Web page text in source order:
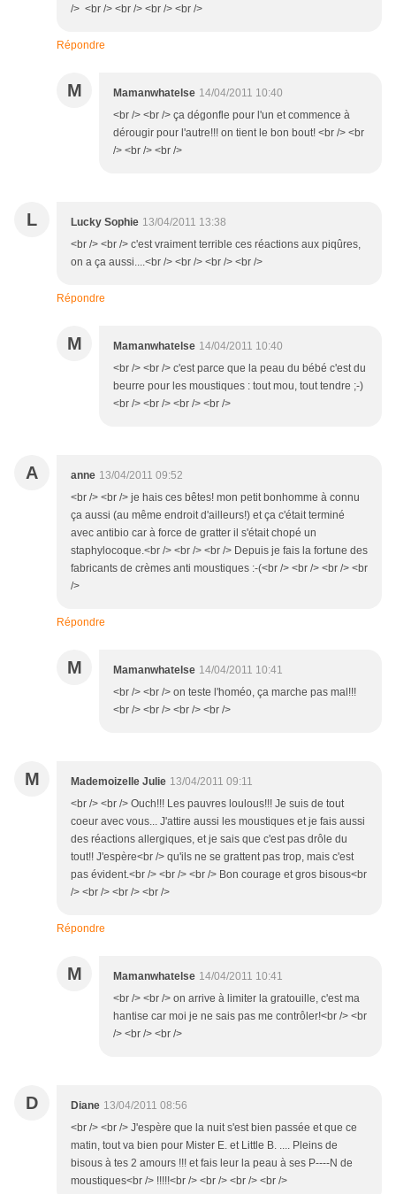
/> <br /> <br /> <br /> <br />
Répondre
M Mamanwhatelse 14/04/2011 10:40
<br /> <br /> ça dégonfle pour l'un et commence à
dérougir pour l'autre!!! on tient le bon bout! <br /> <br
/> <br /> <br />
L Lucky Sophie 13/04/2011 13:38
<br /> <br /> c'est vraiment terrible ces réactions aux piqûres,
on a ça aussi....<br /> <br /> <br /> <br />
Répondre
M Mamanwhatelse 14/04/2011 10:40
<br /> <br /> c'est parce que la peau du bébé c'est du
beurre pour les moustiques : tout mou, tout tendre ;-)
<br /> <br /> <br /> <br />
A anne 13/04/2011 09:52
<br /> <br /> je hais ces bêtes! mon petit bonhomme à connu
ça aussi (au même endroit d'ailleurs!) et ça c'était terminé
avec antibio car à force de gratter il s'était chopé un
staphylocoque.<br /> <br /> <br /> Depuis je fais la fortune des
fabricants de crèmes anti moustiques :-(<br /> <br /> <br /> <br
/>
Répondre
M Mamanwhatelse 14/04/2011 10:41
<br /> <br /> on teste l'homéo, ça marche pas mal!!!
<br /> <br /> <br /> <br />
M Mademoizelle Julie 13/04/2011 09:11
<br /> <br /> Ouch!!! Les pauvres loulous!!! Je suis de tout
coeur avec vous... J'attire aussi les moustiques et je fais aussi
des réactions allergiques, et je sais que c'est pas drôle du
tout!! J'espère<br /> qu'ils ne se grattent pas trop, mais c'est
pas évident.<br /> <br /> <br /> Bon courage et gros bisous<br
/> <br /> <br /> <br />
Répondre
M Mamanwhatelse 14/04/2011 10:41
<br /> <br /> on arrive à limiter la gratouille, c'est ma
hantise car moi je ne sais pas me contrôler!<br /> <br
/> <br /> <br />
D Diane 13/04/2011 08:56
<br /> <br /> J'espère que la nuit s'est bien passée et que ce
matin, tout va bien pour Mister E. et Little B. .... Pleins de
bisous à tes 2 amours !!! et fais leur la peau à ses P----N de
moustiques<br /> !!!!!<br /> <br /> <br /> <br />